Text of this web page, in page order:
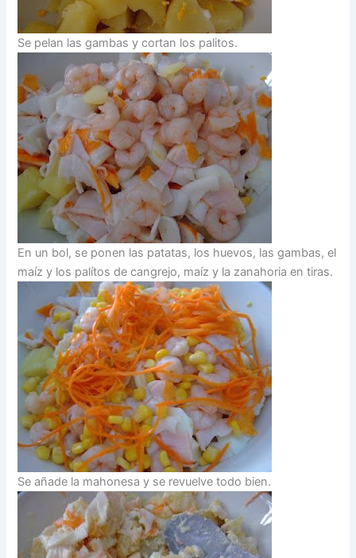
Se pelan las gambas y cortan los palitos.
En un bol, se ponen las patatas, los huevos, las gambas, el
maíz y los palítos de cangrejo, maíz y la zanahoria en tiras.
Se añade la mahonesa y se revuelve todo bien.